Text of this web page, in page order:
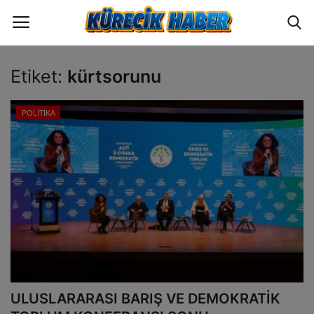
Oturum Üye Ol
ANA SAYFA
GÜNCEL
POLİTİKA
EKONOMİ
BİLİM VE TEKNOLOJİ
Etiket: kürtsorunu
POLİTİKA
ULUSLARARASI BARIŞ VE DEMOKRATİK